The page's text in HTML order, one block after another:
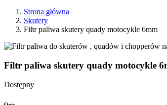
Strona główna
Skutery
Filtr paliwa skutery quady motocykle 6mm
Filtr paliwa skutery quady motocykle
Dostępny